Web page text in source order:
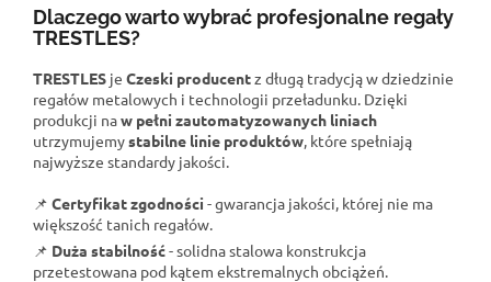
Dlaczego warto wybrać profesjonalne regały
TRESTLES?
TRESTLES je Czeski producentz długą tradycją w dziedzinie
regałów metalowych i technologii przeładunku. Dzięki
produkcji naw pełni zautomatyzowanych liniach
utrzymujemystabilne linie produktów , które spełniają
najwyższe standardy jakości.
📌 Certyfikat zgodności - gwarancja jakości, której nie ma
większość tanich regałów.
📌 Duża stabilność- solidna stalowa konstrukcja
przetestowana pod kątem ekstremalnych obciążeń.